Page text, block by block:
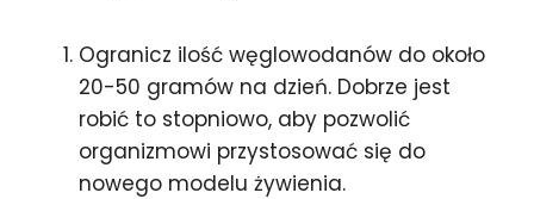
Ogranicz ilość węglowodanów do około
20-50 gramów na dzień. Dobrze jest
robić to stopniowo, aby pozwolić
organizmowi przystosować się do
nowego modelu żywienia.